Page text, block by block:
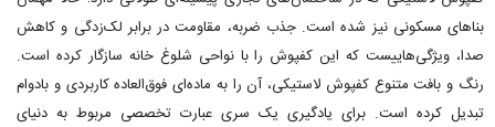
بناهای مسکونی نیز شده است. جذب ضربه، مقاومت در برابر لک‌زدگی و کاهش
صدا، ویژگی‌هاییست که این کفپوش را با نواحی شلوغ خانه سازگار کرده است.
رنگ و بافت متنوع کفپوش لاستیکی، آن را به ماده‌ای فوق‌العاده کاربردی و بادوام
تبدیل کرده است. برای یادگیری یک سری عبارت تخصصی مربوط به دنیای